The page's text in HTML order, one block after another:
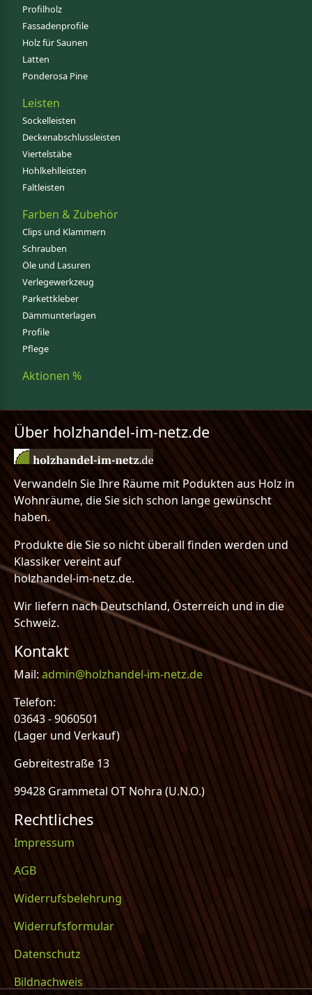
Profilholz
Fassadenprofile
Holz für Saunen
Latten
Ponderosa Pine
Leisten
Sockelleisten
Deckenabschlussleisten
Viertelstäbe
Hohlkehlleisten
Faltleisten
Farben & Zubehör
Clips und Klammern
Schrauben
Öle und Lasuren
Verlegewerkzeug
Parkettkleber
Dämmunterlagen
Profile
Pflege
Aktionen %
Über holzhandel-im-netz.de
Verwandeln Sie Ihre Räume mit Podukten aus Holz in
Wohnräume, die Sie sich schon lange gewünscht
haben.
Produkte die Sie so nicht überall finden werden und
Klassiker vereint auf
holzhandel-im-netz.de.
Wir liefern nach Deutschland, Österreich und in die
Schweiz.
Kontakt
Mail: admin@holzhandel-im-netz.de
Telefon:
03643 - 9060501
(Lager und Verkauf)
Gebreitestraße 13
99428 Grammetal OT Nohra (U.N.O.)
Rechtliches
Impressum
AGB
Widerrufsbelehrung
Widerrufsformular
Datenschutz
Bildnachweis